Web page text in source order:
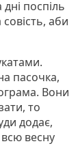
поспіль
аби
пасочка,
Вони
то
додає,
весну